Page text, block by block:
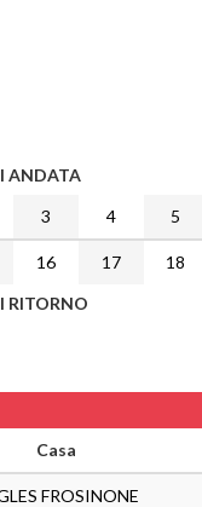
ANDATA
3 4 5
16 17 18
RITORNO
Casa
FROSINONE